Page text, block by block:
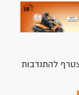
להתנדבות